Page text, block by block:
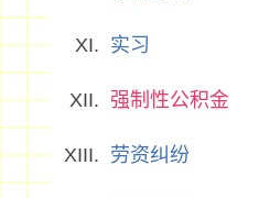
实习
强制性公积金
劳资纠纷